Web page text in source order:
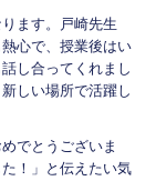
ます。戸崎先生
心で、授業後はい
し合ってくれまし
しい場所で活躍し
でとうございま
！」と伝えたい気